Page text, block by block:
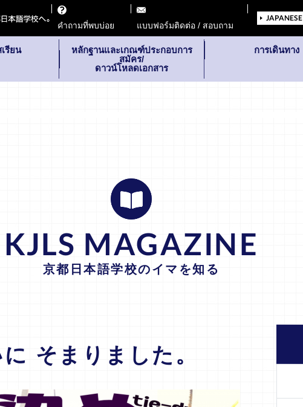
คำถามที่พบบ่อย แบบฟอร์มติดต่อ / สอบถาม
JAPANESE
รียน
หลักฐานและเกณฑ์ประกอบการ
สมัคร/
ดาวน์โหลดเอกสาร
การเดินทาง
KJLS MAGAZINE
京都日本語学校のイマを知る
そまりました。